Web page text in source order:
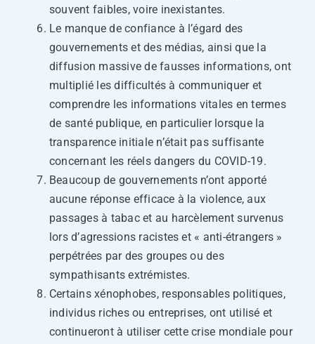
souvent faibles, voire inexistantes.
Le manque de confiance à l’égard des
gouvernements et des médias, ainsi que la
diffusion massive de fausses informations, ont
multiplié les difficultés à communiquer et
comprendre les informations vitales en termes
de santé publique, en particulier lorsque la
transparence initiale n’était pas suffisante
concernant les réels dangers du COVID-19.
Beaucoup de gouvernements n’ont apporté
aucune réponse efficace à la violence, aux
passages à tabac et au harcèlement survenus
lors d’agressions racistes et « anti-étrangers »
perpétrées par des groupes ou des
sympathisants extrémistes.
Certains xénophobes, responsables politiques,
individus riches ou entreprises, ont utilisé et
continueront à utiliser cette crise mondiale pour